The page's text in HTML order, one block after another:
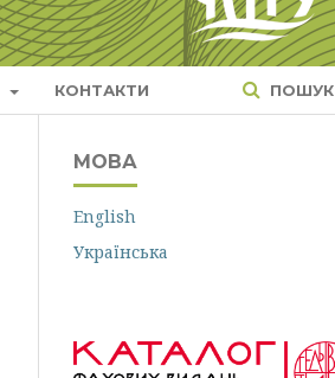
КОНТАКТИ ПОШУК
МОВА
English
Українська